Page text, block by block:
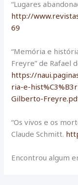
“Lugares
http://
69
“Memória e
Freyre” de Rafael
https://
ria-e-
Gilberto-
“Os vivos e os
Claude Schmitt.
Encontrou algum